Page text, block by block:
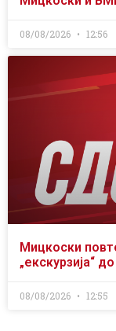
08/08/2026 12:56
Мицкоски
„екскурзија“
08/08/2026 12:55